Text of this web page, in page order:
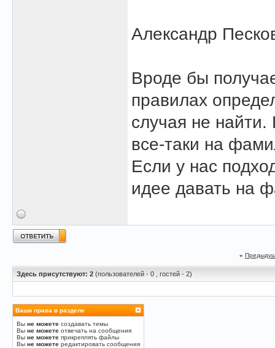
Александр
Вроде бы
правилах
случая не найти.
все-таки на
Если у нас
идее давать на
«
Здесь присутствуют: 2 (пользователей - 0 , гостей - 2)
Ваши права в разделе
Вы не можете создавать темы
Вы не можете отвечать на сообщения
Вы не можете прикреплять файлы
Вы не можете редактировать сообщения